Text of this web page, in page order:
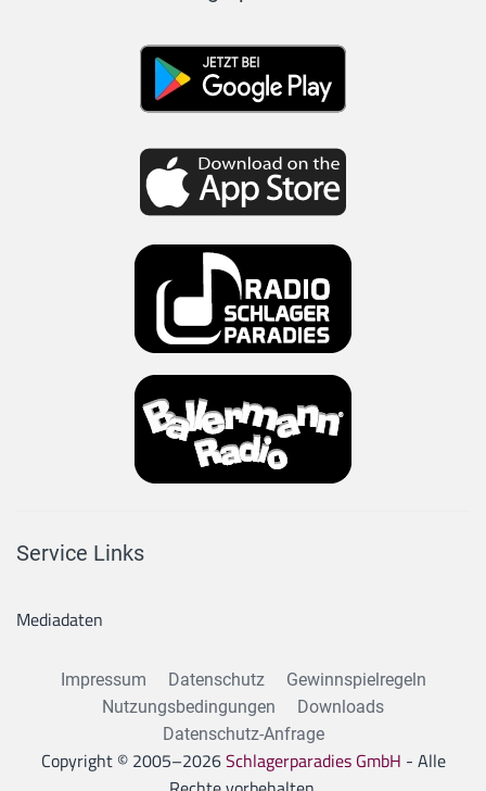
Service Links
Mediadaten
Impressum Datenschutz
Gewinnspielregeln
Nutzungsbedingungen
Downloads
Datenschutz-Anfrage
Copyright © 2005–2026Schlagerparadies GmbH - Alle